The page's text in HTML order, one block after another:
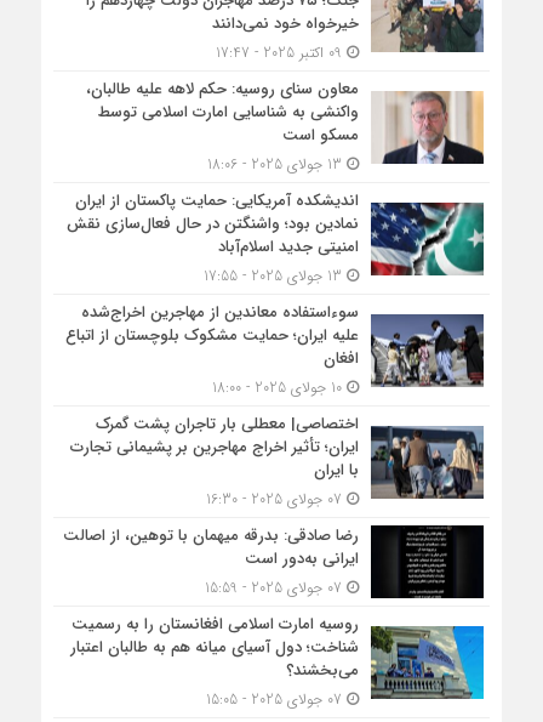
خیرخواه خود نمی‌دانند
معاون سنای روسیه: حکم لاهه علیه طالبان،
واکنشی به شناسایی امارت اسلامی توسط
مسکو است
اندیشکده آمریکایی: حمایت پاکستان از ایران
نمادین بود؛ واشنگتن در حال فعال‌سازی نقش
امنیتی جدید اسلام‌آباد
سوءاستفاده معاندین از مهاجرین اخراج‌شده
علیه ایران؛ حمایت مشکوک بلوچستان از اتباع
افغان
10 جولای 2025 - 18:00
اختصاصی| معطلی بار تاجران پشت گمرک
ایران؛ تأثیر اخراج مهاجرین بر پشیمانی تجارت
با ایران
رضا صادقی: بدرقه میهمان با توهین، از اصالت
ایرانی به‌دور است
روسیه امارت اسلامی افغانستان را به رسمیت
شناخت؛ دول آسیای میانه هم به طالبان اعتبار
می‎‌بخشند؟